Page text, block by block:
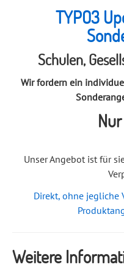
TYPO3
Schulen,
Wir fordern ein
Unser Angebot ist für
Direkt, ohne jegliche
Weitere